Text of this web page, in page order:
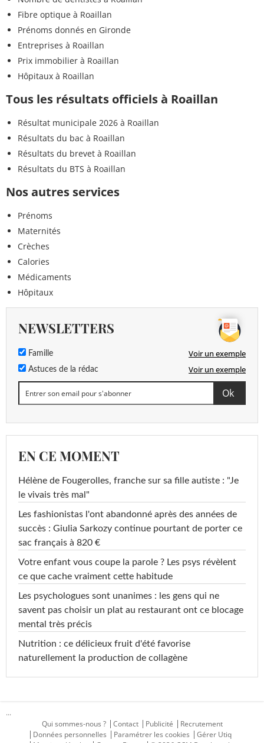
Fibre optique à Roaillan
Prénoms donnés en Gironde
Entreprises à Roaillan
Prix immobilier à Roaillan
Hôpitaux à Roaillan
Tous les résultats officiels à Roaillan
Résultat municipale 2026 à Roaillan
Résultats du bac à Roaillan
Résultats du brevet à Roaillan
Résultats du BTS à Roaillan
Nos autres services
Prénoms
Maternités
Crèches
Calories
Médicaments
Hôpitaux
NEWSLETTERS
Famille Voir un exemple
Astuces de la rédac Voir un exemple
EN CE MOMENT
Hélène de Fougerolles, franche sur sa fille autiste : "Je
le vivais très mal"
Les fashionistas l'ont abandonné après des années de
succès : Giulia Sarkozy continue pourtant de porter ce
sac français à 820 €
Votre enfant vous coupe la parole ? Les psys révèlent
ce que cache vraiment cette habitude
Les psychologues sont unanimes : les gens qui ne
savent pas choisir un plat au restaurant ont ce blocage
mental très précis
Nutrition : ce délicieux fruit d'été favorise
naturellement la production de collagène
...
Qui sommes-nous ?
Contact Publicité
Recrutement
Données personnelles
Paramétrer les cookies
Gérer Utiq